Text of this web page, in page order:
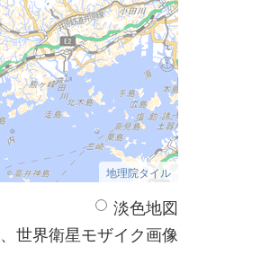
地理院タイル
淡色地図
世界衛星モザイク画像